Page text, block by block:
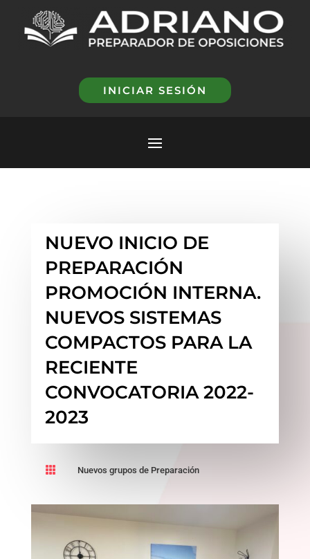
INICIAR SESIÓN
NUEVO INICIO DE
PREPARACIÓN
PROMOCIÓN INTERNA.
NUEVOS SISTEMAS
COMPACTOS PARA LA
RECIENTE
CONVOCATORIA 2022-
2023
 Nuevos grupos de Preparación